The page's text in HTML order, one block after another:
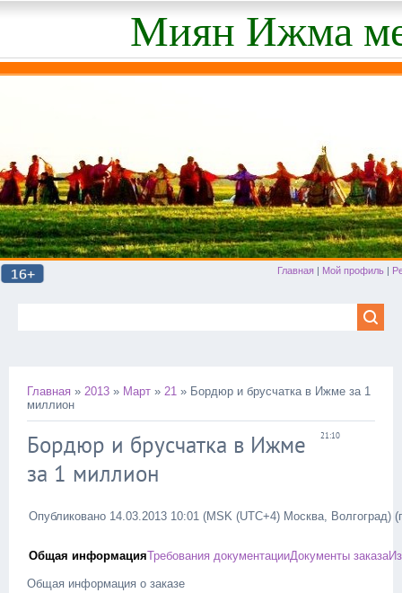
Миян Ижма
Главная | Мой профиль |
Главная » 2013 » Март » 21 » Бордюр и брусчатка в Ижме за 1
миллион
21:10
Бордюр и брусчатка в Ижме
за 1 миллион
Опубликовано 14.03.2013 10:01 (MSK (UTC+4) Москва, Волгоград)
Общая информацияТребования документацииДокументы заказа
Общая информация о заказе